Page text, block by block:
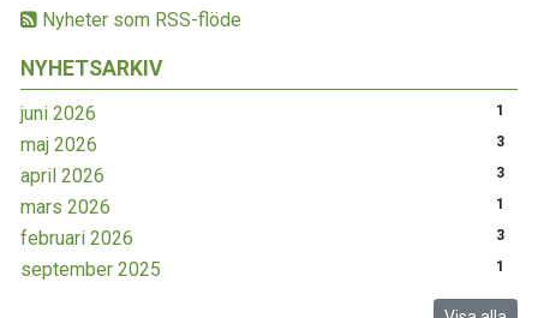
Nyheter som RSS-flöde
NYHETSARKIV
juni 2026 1
maj 2026 3
april 2026 3
mars 2026 1
februari 2026 3
september 2025 1